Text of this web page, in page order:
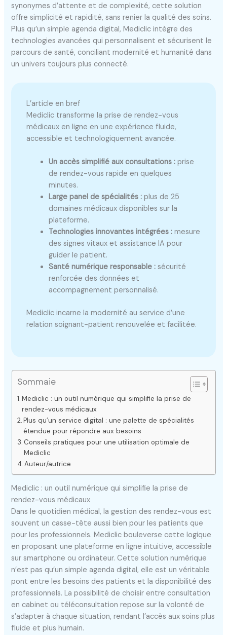
synonymes d’attente et de complexité, cette solution
offre simplicité et rapidité, sans renier la qualité des soins.
Plus qu’un simple agenda digital, Mediclic intègre des
technologies avancées qui personnalisent et sécurisent le
parcours de santé, conciliant modernité et humanité dans
un univers toujours plus connecté.
L’article en bref
Mediclic transforme la prise de rendez-vous
médicaux en ligne en une expérience fluide,
accessible et technologiquement avancée.
Un accès simplifié aux consultations : prise
de rendez-vous rapide en quelques
minutes.
Large panel de spécialités : plus de 25
domaines médicaux disponibles sur la
plateforme.
Technologies innovantes intégrées : mesure
des signes vitaux et assistance IA pour
guider le patient.
Santé numérique responsable : sécurité
renforcée des données et
accompagnement personnalisé.
Mediclic incarne la modernité au service d’une
relation soignant-patient renouvelée et facilitée.
Sommaie
Mediclic : un outil numérique qui simplifie la prise de
rendez-vous médicaux
Plus qu’un service digital : une palette de spécialités
étendue pour répondre aux besoins
Conseils pratiques pour une utilisation optimale de
Mediclic
Auteur/autrice
Mediclic : un outil numérique qui simplifie la prise de
rendez-vous médicaux
Dans le quotidien médical, la gestion des rendez-vous est
souvent un casse-tête aussi bien pour les patients que
pour les professionnels. Mediclic bouleverse cette logique
en proposant une plateforme en ligne intuitive, accessible
sur smartphone ou ordinateur. Cette solution numérique
n’est pas qu’un simple agenda digital, elle est un véritable
pont entre les besoins des patients et la disponibilité des
professionnels. La possibilité de choisir entre consultation
en cabinet ou téléconsultation repose sur la volonté de
s’adapter à chaque situation, rendant l’accès aux soins plus
fluide et plus humain.